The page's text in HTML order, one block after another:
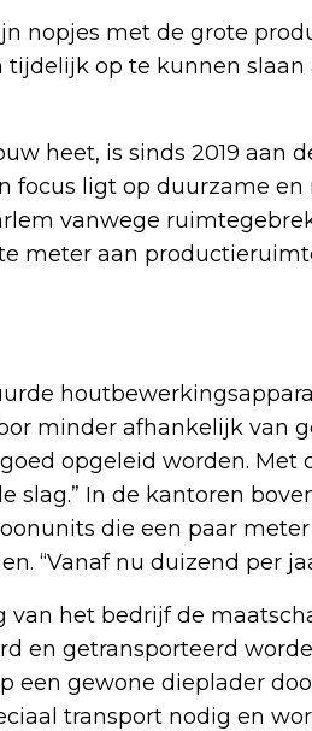
nopjes met de grote
op te kunnen slaan
heet, is sinds 2019 aan
focus ligt op duurzame
vanwege
meter aan
minder afhankelijk van
opgeleid worden. Met
slag.” In de kantoren
die een paar
“Vanaf nu duizend per
het bedrijf de
en getransporteerd
een gewone dieplader
transport nodig en